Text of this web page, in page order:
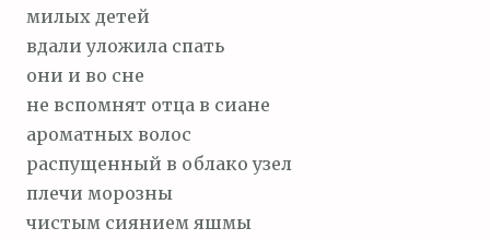
милых детей
вдали уложила спать
они и во сне
не вспомнят отца в сиане
ароматных волос
распущенный в облако узел
плечи морозны
чистым сиянием яшмы